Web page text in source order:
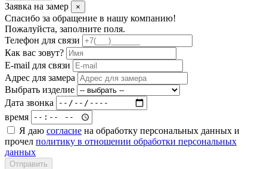
Заявка на замер ×
Спасибо за обращение в нашу компанию!
Пожалуйста, заполните поля.
Телефон для связи
Как вас зовут?
E-mail для связи
Адрес для замера
Выбрать изделие
Дата звонка
время
Я даю согласие на обработку персональных данных и
прочел политику в отношении обработки персональных
данных
Отправить